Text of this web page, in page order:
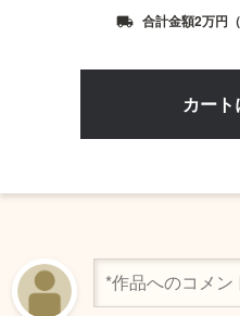
local_shipping 合計金額2万円